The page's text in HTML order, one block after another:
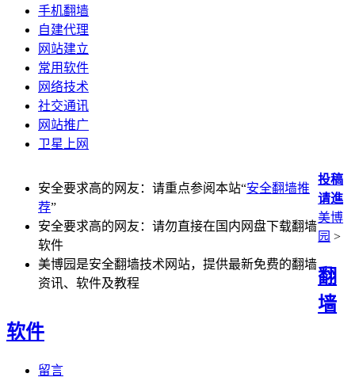
手机翻墙
自建代理
网站建立
常用软件
网络技术
社交通讯
网站推广
卫星上网
安全要求高的网友：请重点参阅本站“安全翻墙推
荐”
安全要求高的网友：请勿直接在国内网盘下载翻墙
软件
美博园是安全翻墙技术网站，提供最新免费的翻墙
资讯、软件及教程
投稿
请進
美博
园 >
翻
墙
软件
留言